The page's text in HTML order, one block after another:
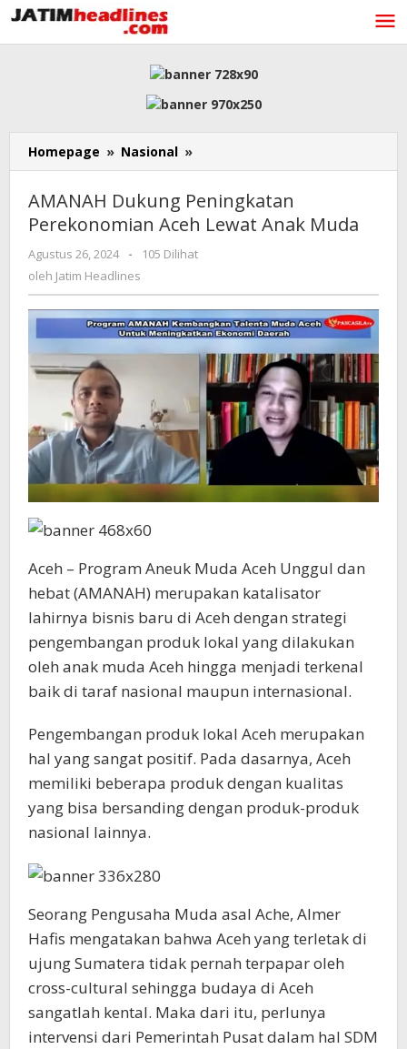
Lewati
ke
konten
Homepage » Nasional »
Dukung
Perekonomian
Aceh
AMANAH Dukung Peningkatan
Perekonomian Aceh Lewat Anak Muda
Agustus 26, 2024
oleh
-
105 Dilihat
oleh Jatim Headlines
Aceh – Program Aneuk Muda Aceh Unggul dan
hebat (AMANAH) merupakan katalisator
lahirnya bisnis baru di Aceh dengan strategi
pengembangan produk lokal yang dilakukan
oleh anak muda Aceh hingga menjadi terkenal
baik di taraf nasional maupun internasional.
Pengembangan produk lokal Aceh merupakan
hal yang sangat positif. Pada dasarnya, Aceh
memiliki beberapa produk dengan kualitas
yang bisa bersanding dengan produk-produk
nasional lainnya.
Seorang Pengusaha Muda asal Ache, Almer
Hafis mengatakan bahwa Aceh yang terletak di
ujung Sumatera tidak pernah terpapar oleh
cross-cultural sehingga budaya di Aceh
sangatlah kental. Maka dari itu, perlunya
intervensi dari Pemerintah Pusat dalam hal SDM